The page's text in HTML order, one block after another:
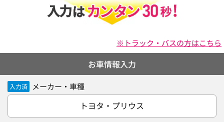
※トラック・バスの方はこちら
お車情報入力
入力済 メーカー・車種
トヨタ・プリウス